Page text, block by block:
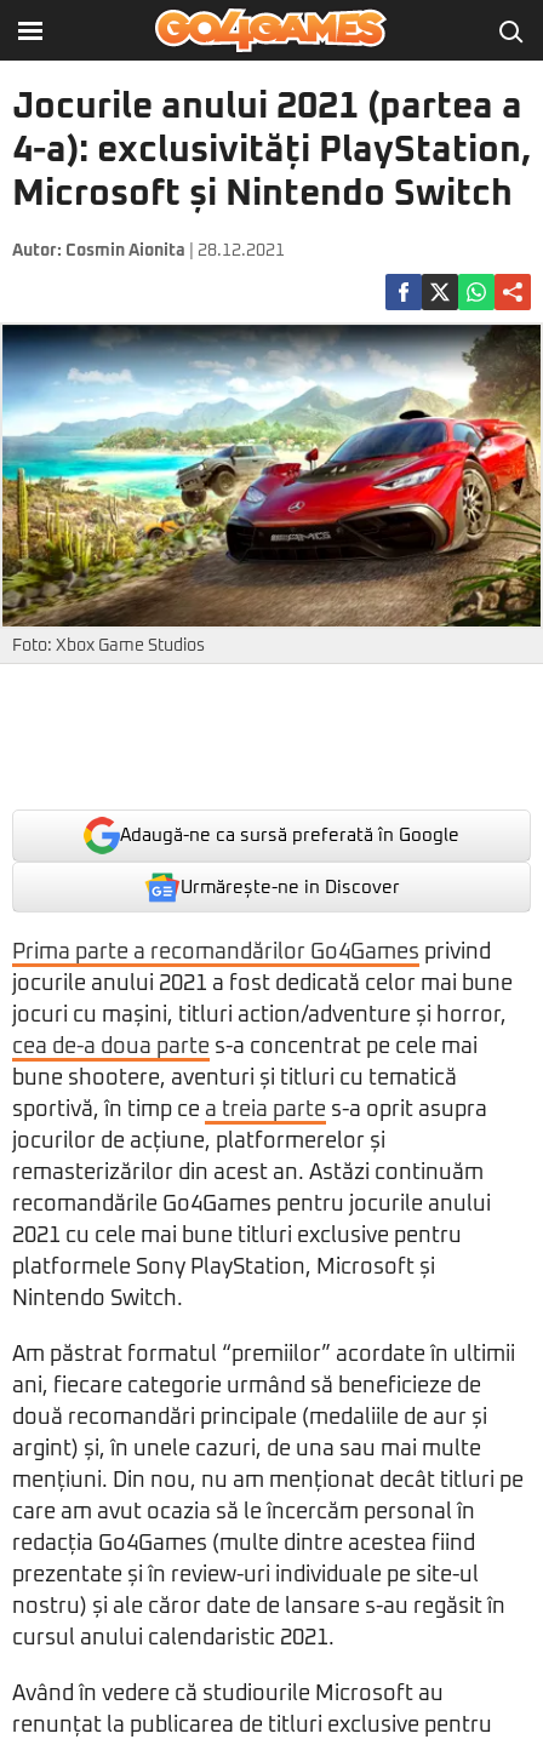
Jocurile anului 2021 (partea a
4-a): exclusivități PlayStation,
Microsoft și Nintendo Switch
Autor: Cosmin Aionita | 28.12.2021
Foto: Xbox Game Studios
Adaugă-ne ca sursă preferată în Google
Urmărește-ne in Discover
Prima parte a recomandărilor Go4Games privind
jocurile anului 2021 a fost dedicată celor mai bune
jocuri cu mașini, titluri action/adventure și horror,
cea de-a doua parte s-a concentrat pe cele mai
bune shootere, aventuri și titluri cu tematică
sportivă, în timp ce a treia parte s-a oprit asupra
jocurilor de acțiune, platformerelor și
remasterizărilor din acest an. Astăzi continuăm
recomandările Go4Games pentru jocurile anului
2021 cu cele mai bune titluri exclusive pentru
platformele Sony PlayStation, Microsoft și
Nintendo Switch.
Am păstrat formatul “premiilor” acordate în ultimii
ani, fiecare categorie urmând să beneficieze de
două recomandări principale (medaliile de aur și
argint) și, în unele cazuri, de una sau mai multe
mențiuni. Din nou, nu am menționat decât titluri pe
care am avut ocazia să le încercăm personal în
redacția Go4Games (multe dintre acestea fiind
prezentate și în review-uri individuale pe site-ul
nostru) și ale căror date de lansare s-au regăsit în
cursul anului calendaristic 2021.
Având în vedere că studiourile Microsoft au
renunțat la publicarea de titluri exclusive pentru